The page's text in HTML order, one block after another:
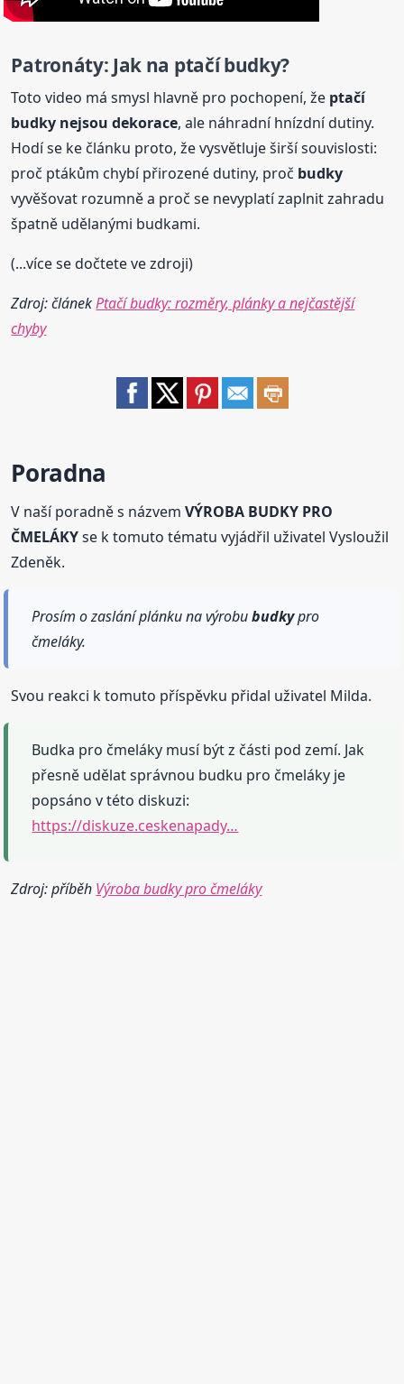
Patronáty: Jak na ptačíbudky?
Toto video má smysl hlavně pro pochopení, že ptačí
budky nejsou dekorace, ale náhradní hnízdní dutiny.
Hodí se ke článku proto, že vysvětluje širší souvislosti:
proč ptákům chybí přirozené dutiny, proč budky
vyvěšovat rozumně a proč se nevyplatí zaplnit zahradu
špatně udělanými budkami.
(...více se dočtete ve zdroji)
Zdroj: článekPtačí budky: rozměry, plánky a nejčastější
chyby
Poradna
V naší poradně s názvemVÝROBA BUDKY PRO
ČMELÁKYse k tomuto tématu vyjádřil uživatel Vysloužil
Zdeněk.
Prosím o zaslání plánku na výrobubudkypro
čmeláky.
Svou reakci k tomuto příspěvku přidal uživatel Milda.
Budka pro čmeláky musí být z části pod zemí. Jak
přesně udělat správnou budku pro čmeláky je
popsáno v této diskuzi:
https://diskuze.ceskenapady…
Zdroj: příběh Výroba budky pro čmeláky